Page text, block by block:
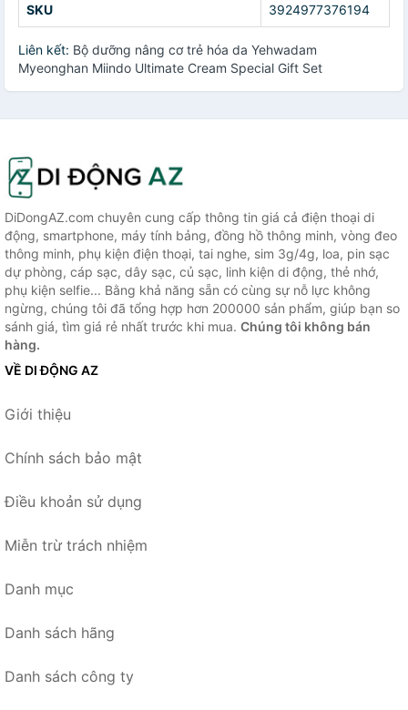
SKU 3924977376194
Liên kết: Bộ dưỡng nâng cơ trẻ hóa da Yehwadam
Myeonghan Miindo Ultimate Cream Special Gift Set
DiDongAZ.com chuyên cung cấp thông tin giá cả điện thoại di
động, smartphone, máy tính bảng, đồng hồ thông minh, vòng đeo
thông minh, phụ kiện điện thoại, tai nghe, sim 3g/4g, loa, pin sạc
dự phòng, cáp sạc, dây sạc, củ sạc, linh kiện di động, thẻ nhớ,
phụ kiện selfie... Bằng khả năng sẵn có cùng sự nỗ lực không
ngừng, chúng tôi đã tổng hợp hơn 200000 sản phẩm, giúp bạn so
sánh giá, tìm giá rẻ nhất trước khi mua. Chúng tôi không bán
hàng.
VỀ DI ĐỘNG AZ
Giới thiệu
Chính sách bảo mật
Điều khoản sử dụng
Miễn trừ trách nhiệm
Danh mục
Danh sách hãng
Danh sách công ty